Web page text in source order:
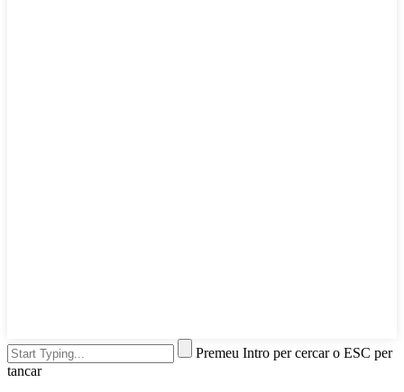
Premeu Intro per cercar o ESC per
tancar